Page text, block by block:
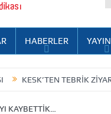
HABERLER
KESK’TEN TEBRİK ZİYARETİ
KAYBETTİK…